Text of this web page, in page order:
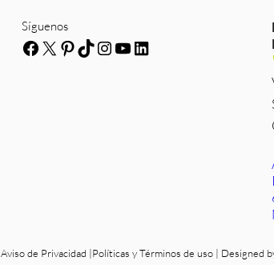
Síguenos
Facebook
X Pinterest
TikTok
Instagram
YouTube
LinkedIn
Aviso de Privacidad |Políticas y Términos de uso| Designed